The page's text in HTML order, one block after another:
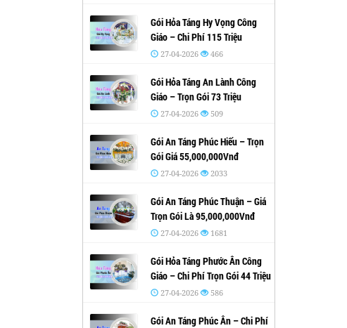
Gói Hỏa Táng Hy Vọng Công
Giáo – Chi Phí 115 Triệu
27-04-2026 466
Gói Hỏa Táng An Lành Công
Giáo – Trọn Gói 73 Triệu
27-04-2026 509
Gói An Táng Phúc Hiếu – Trọn
Gói Giá 55,000,000Vnđ
27-04-2026 2033
Gói An Táng Phúc Thuận – Giá
Trọn Gói Là 95,000,000Vnđ
27-04-2026 1681
Gói Hỏa Táng Phước Ân Công
Giáo – Chi Phí Trọn Gói 44 Triệu
27-04-2026 586
Gói An Táng Phúc Ân – Chi Phí